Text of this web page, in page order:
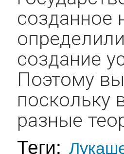
созданное
создание
Поэтому
поскольку
разные
Теги: